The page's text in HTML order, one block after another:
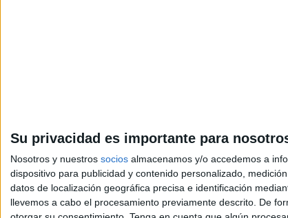
Su privacidad es importante para
Nosotros y nuestros socios almacenamos y/o accedemos a
dispositivo para publicidad y contenido personalizado,
datos de localización geográfica precisa e identificación
llevemos a cabo el procesamiento previamente descrito. De